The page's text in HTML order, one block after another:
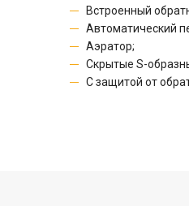
Встроенный
Автоматический
Аэратор;
Скрытые S-
С защитой от